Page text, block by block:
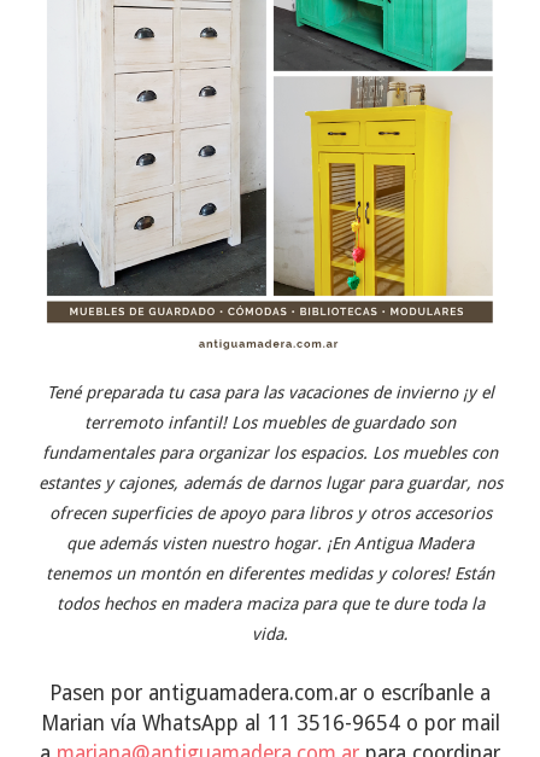
Tené preparada tu casa para las vacaciones de invierno ¡y el
terremoto infantil! Los muebles de guardado son
fundamentales para organizar los espacios. Los muebles con
estantes y cajones, además de darnos lugar para guardar, nos
ofrecen superficies de apoyo para libros y otros accesorios
que además visten nuestro hogar. ¡En Antigua Madera
tenemos un montón en diferentes medidas y colores! Están
todos hechos en madera maciza para que te dure toda la
vida.
Pasen por antiguamadera.com.ar o escríbanle a
Marian vía WhatsApp al 11 3516-9654 o por mail